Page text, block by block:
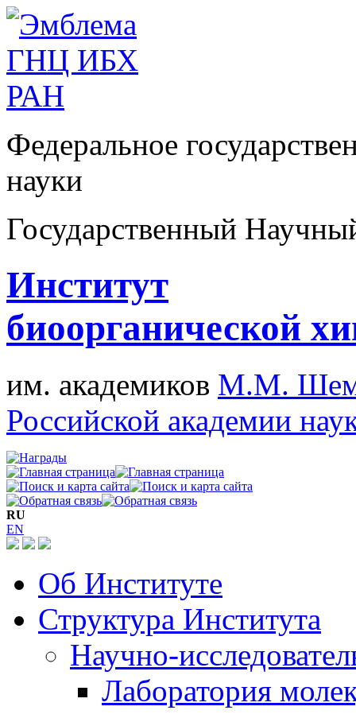
Федеральное
науки
Государственный
Институт
биоорганической
им. академиков М.М.
Российской академии
RU
EN
Об Институте
Структура Института
Научно-
Лаборатория